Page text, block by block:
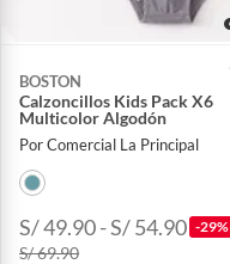
BOSTON
Calzoncillos Kids Pack X6
Multicolor Algodón
Por Comercial La Principal
S/ 49.90 - S/ 54.90 -29%
S/ 69.90